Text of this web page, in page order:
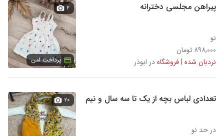
پیراهن مجلسی دخترانه
نو
۸۹۸,۰۰۰ تومان
نردبان شده | فروشگاهدر ابوذر
۲
پرداخت امن
تعدادی لباس بچه از یک تا سه سال و نیم
در حد نو
۲۰